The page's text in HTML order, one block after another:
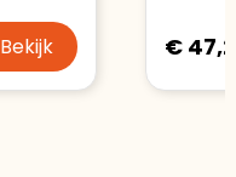
Bekijk €